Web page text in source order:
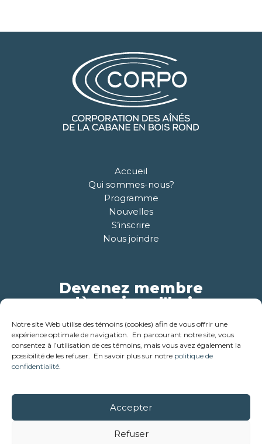
Notre site Web utilise des témoins (cookies) afin de vous offrir une
expérience optimale de navigation. En parcourant notre site, vous
consentez à l’utilisation de ces témoins, mais vous avez également la
possibilité de les refuser. En savoir plus sur notre politique de
confidentialité.
Accepter
Refuser
Accueil
Qui sommes-nous?
Programme
Nouvelles
S’inscrire
Nous joindre
Devenez membre
dès aujourd'hui
Pour plus d'informations
© 2018-2026 - Corporation des ainés de la cabane en bois
rond . Tous droits réservés